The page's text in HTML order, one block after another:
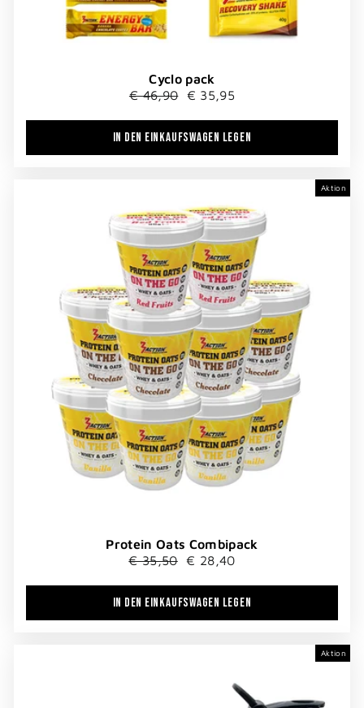
Cyclo pack
Normaler
€ 46,90 Sonderpreis
€ 35,95
IN DEN EINKAUFSWAGEN LEGEN
Aktion
Protein Oats Combipack
Normaler
€ 35,50 Sonderpreis
€ 28,40
IN DEN EINKAUFSWAGEN LEGEN
Aktion